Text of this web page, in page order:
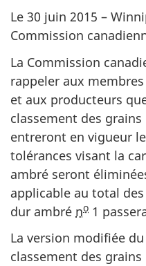
Le 30 juin 2015 –
Commission
La Commission
rappeler aux
et aux producteurs
classement des grains
entreront en vigueur
tolérances visant la
ambré seront
applicable au total
dur ambré no 1
La version modifiée
classement des grains